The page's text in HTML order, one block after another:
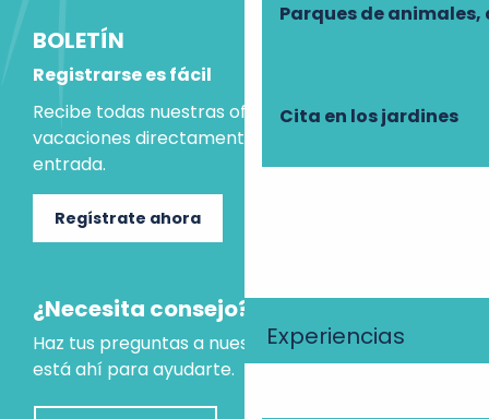
Parques de
Cita en los jardines
Experiencias
BOLETÍN
Registrarse es fácil
Recibe todas nuestras ofertas e ideas para las
vacaciones directamente en tu bandeja de
entrada.
Regístrate ahora
¿Necesita consejo?
Haz tus preguntas a nuestro asistente virtual, que
está ahí para ayudarte.